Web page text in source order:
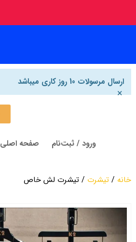
ارسال مرسولات 10 روز کاری میباشد
×
ورود / ثبت‌نام صفحه اصلی
خانه / تیشرت / تیشرت لش خاص